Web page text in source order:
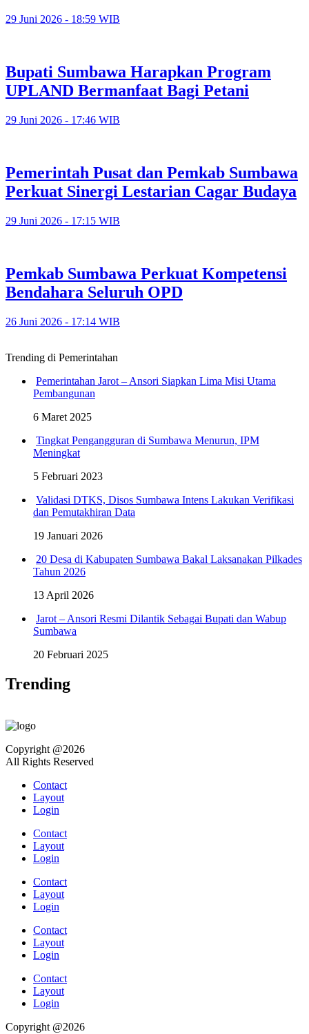
29 Juni 2026 - 18:59 WIB
Bupati Sumbawa Harapkan Program
UPLAND Bermanfaat Bagi Petani
29 Juni 2026 - 17:46 WIB
Pemerintah Pusat dan Pemkab Sumbawa
Perkuat Sinergi Lestarian Cagar Budaya
29 Juni 2026 - 17:15 WIB
Pemkab Sumbawa Perkuat Kompetensi
Bendahara Seluruh OPD
26 Juni 2026 - 17:14 WIB
Trending di Pemerintahan
Pemerintahan Jarot – Ansori Siapkan Lima Misi Utama
Pembangunan
6 Maret 2025
Tingkat Pengangguran di Sumbawa Menurun, IPM
Meningkat
5 Februari 2023
Validasi DTKS, Disos Sumbawa Intens Lakukan Verifikasi
dan Pemutakhiran Data
19 Januari 2026
20 Desa di Kabupaten Sumbawa Bakal Laksanakan Pilkades
Tahun 2026
13 April 2026
Jarot – Ansori Resmi Dilantik Sebagai Bupati dan Wabup
Sumbawa
20 Februari 2025
Trending
Copyright @2026
All Rights Reserved
Contact
Layout
Login
Contact
Layout
Login
Contact
Layout
Login
Contact
Layout
Login
Contact
Layout
Login
Copyright @2026